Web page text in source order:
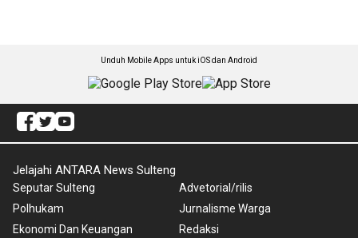
Unduh Mobile Apps untuk iOS dan Android
Jelajahi ANTARA News Sulteng
Seputar Sulteng
Polhukam
Ekonomi Dan Keuangan
Advetorial/rilis
Jurnalisme Warga
Redaksi